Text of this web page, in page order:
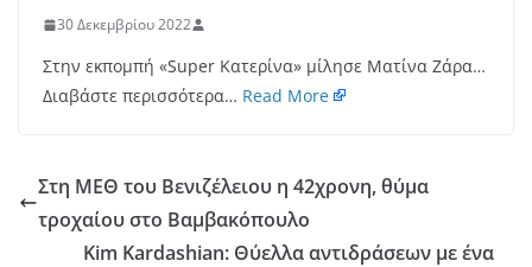
30 Δεκεμβρίου 2022
Στην εκπομπή «Super Κατερίνα» μίλησε Ματίνα Ζάρα…
Διαβάστε περισσότερα… Read More
Στη ΜΕΘ του Βενιζέλειου η 42χρονη, θύμα
τροχαίου στο Βαμβακόπουλο
Kim Kardashian: Θύελλα αντιδράσεων με ένα